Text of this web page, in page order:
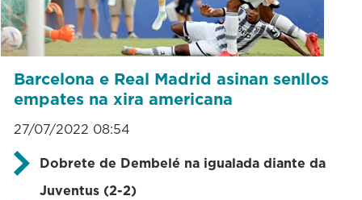
Barcelona e Real Madrid asinan senllos
empates na xira americana
27/07/2022 08:54
Dobrete de Dembelé na igualada diante da
Juventus (2-2)